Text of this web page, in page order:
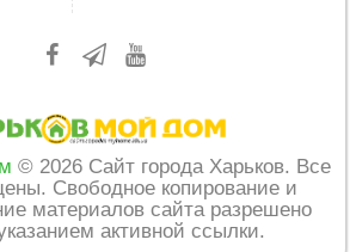
© 2026 Сайт города Харьков. Все
Свободное копирование и
материалов сайта разрешено
активной ссылки.